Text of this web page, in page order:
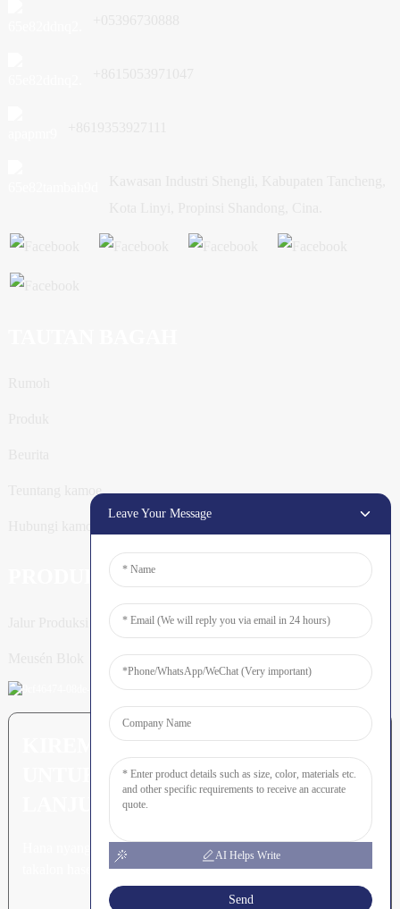
Teuntang kamoe
Jalur Produksi Tiang
KIREM PERTANYAAN: SIAP
UNTUK MEURUNOE LEUBEH
Hana nyang leubeh jroh nibak
takalon hasee akhe.
Leave Your Message
AI Helps Write
Send